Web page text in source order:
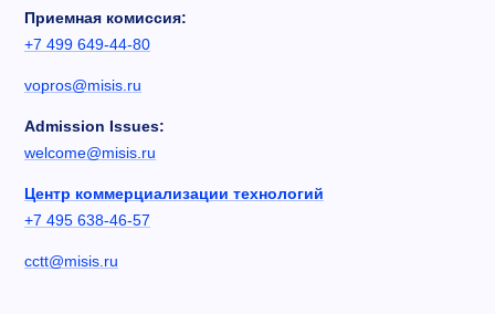
Приемная комиссия:
+7 499 649-44-80
vopros@misis.ru
Admission Issues:
welcome@misis.ru
Центр коммерциализации технологий
+7 495 638-46-57
cctt@misis.ru